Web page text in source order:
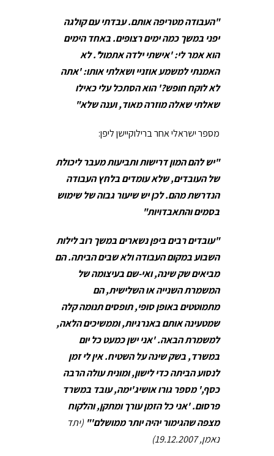
"העבודה מטריפה אותם. עבדתי עם קולגה
יפני במשך כמה ימים רצופים. באחד הימים
הוא אמר לי: 'אישתי ילדה אתמול'. לא
האמנתי למשמע אוזניי ושאלתי אותו: 'אתה
לא לוקח חופש?' הוא הסתכל עלי כאילו
שאלתי שאלה מוזרה מאוד, וענה שלא"
מספר ישראלי אחר ברילוקיישן ליפן:
"יש להם המון דרישות ותביעות מעבר ליכולת
של העובדים, שלא עומדים בלחץ העבודה
הנדרשת מהם. לכן יש שיעור גבוה של שימוש
בסמים והתאבדויות"
"עובדים רבים ביפן נשארים במשך רוב לילות
השבוע במקום העבודה ולא שבים הביתה. הם
מביאים שק שינה, ואי-שם בעיצומה של
המשמרת השנייה או השלישית, הם
מתמוטטים באופן סופי, תופסים תנומה קלה
שמטעינה אותם באנרגיות, וממשיכים הלאה,
למשמרת הבאה. 'אני ישן כמעט כל יום
במשרד, בשק שינה על השטיח. אין לי זמן
לנסוע הביתה כדי לישון, ומונית עולה הרבה
כסף,' מספר גורו אושיג'ימה, עובד במשרד
פרסום. 'אני כל הזמן עורך ומתקן, והלקוח
מצפה שהגימור יהיה יותר ממושלם'" (יתד
נאמן, 19.12.2007)